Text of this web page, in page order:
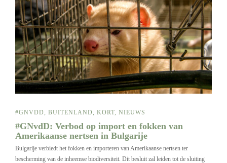
#GNVDD BUITENLAND KORT NIEUWS
#GNvdD: Verbod op import en fokken van
Amerikaanse nertsen in Bulgarije
Bulgarije verbiedt het fokken en importeren van Amerikaanse nertsen ter
bescherming van de inheemse biodiversiteit. Dit besluit zal leiden tot de sluiting